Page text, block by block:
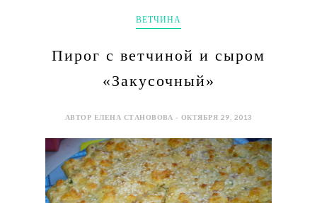
ВЕТЧИНА
Пирог с ветчиной и сыром
«Закусочный»
АВТОР ЕЛЕНА СТАНОВОВА - ОКТЯБРЯ 29, 2013